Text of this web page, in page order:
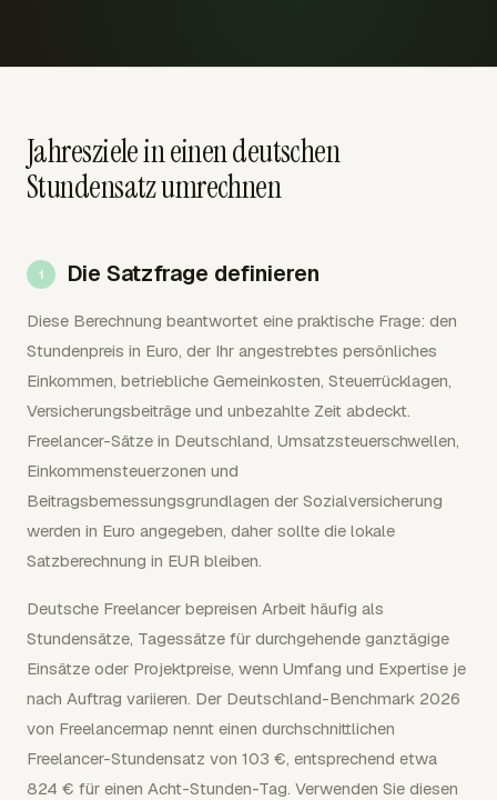
Jahresziele in einen deutschen
Stundensatz umrechnen
Die Satzfrage definieren
Diese Berechnung beantwortet eine praktische Frage: den
Stundenpreis in Euro, der Ihr angestrebtes persönliches
Einkommen, betriebliche Gemeinkosten, Steuerrücklagen,
Versicherungsbeiträge und unbezahlte Zeit abdeckt.
Freelancer-Sätze in Deutschland, Umsatzsteuerschwellen,
Einkommensteuerzonen und
Beitragsbemessungsgrundlagen der Sozialversicherung
werden in Euro angegeben, daher sollte die lokale
Satzberechnung in EUR bleiben.
Deutsche Freelancer bepreisen Arbeit häufig als
Stundensätze, Tagessätze für durchgehende ganztägige
Einsätze oder Projektpreise, wenn Umfang und Expertise je
nach Auftrag variieren. Der Deutschland-Benchmark 2026
von Freelancermap nennt einen durchschnittlichen
Freelancer-Stundensatz von 103 €, entsprechend etwa
824 € für einen Acht-Stunden-Tag. Verwenden Sie diesen